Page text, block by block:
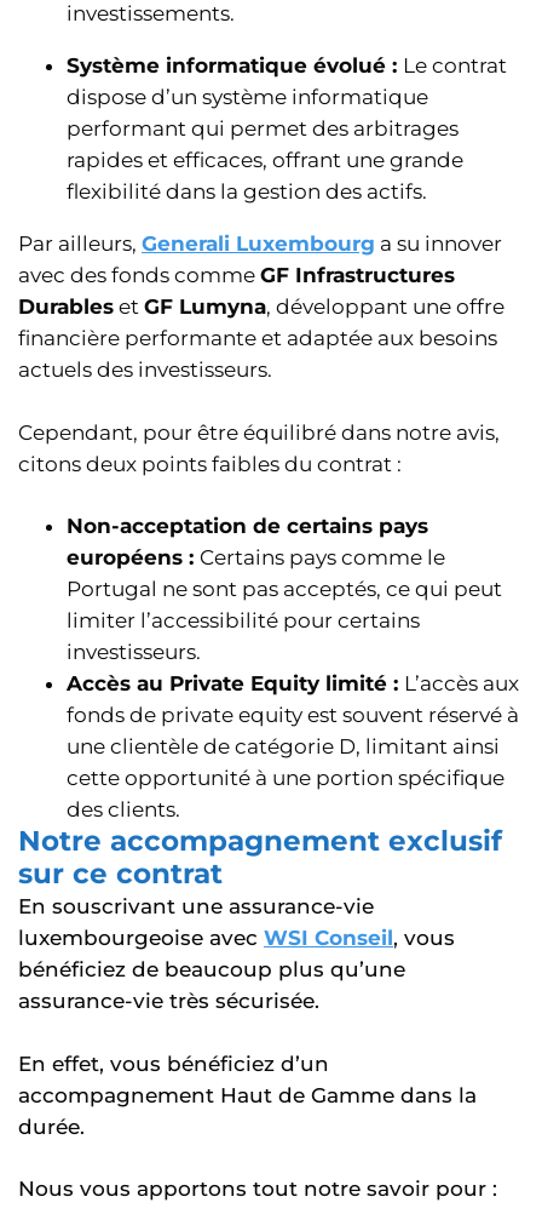
investissements.
Système informatique évolué : Le contrat
dispose d’un système informatique
performant qui permet des arbitrages
rapides et efficaces, offrant une grande
flexibilité dans la gestion des actifs.
Par ailleurs, Generali Luxembourg a su innover
avec des fonds comme GF Infrastructures
Durables et GF Lumyna, développant une offre
financière performante et adaptée aux besoins
actuels des investisseurs.
Cependant, pour être équilibré dans notre avis,
citons deux points faibles du contrat :
Non-acceptation de certains pays
européens : Certains pays comme le
Portugal ne sont pas acceptés, ce qui peut
limiter l’accessibilité pour certains
investisseurs.
Accès au Private Equity limité : L’accès aux
fonds de private equity est souvent réservé à
une clientèle de catégorie D, limitant ainsi
cette opportunité à une portion spécifique
des clients.
Notre accompagnement exclusif
sur ce contrat
En souscrivant une assurance-vie
luxembourgeoise avec WSI Conseil, vous
bénéficiez de beaucoup plus qu’une
assurance-vie très sécurisée.
En effet, vous bénéficiez d’un
accompagnement Haut de Gamme dans la
durée.
Nous vous apportons tout notre savoir pour :